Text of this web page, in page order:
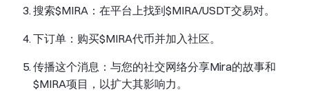
搜索$MIRA：在平台上找到$MIRA/USDT交易对。
下订单：购买$MIRA代币并加入社区。
传播这个消息：与您的社交网络分享Mira的故事和
$MIRA项目，以扩大其影响力。